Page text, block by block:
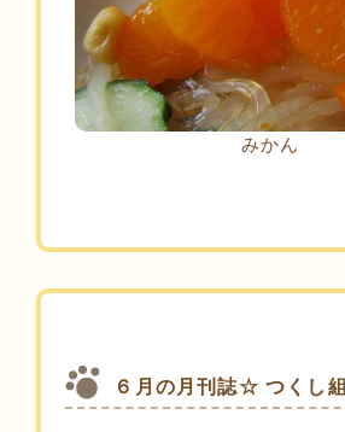
みかん
６月の月刊誌☆ つくし組